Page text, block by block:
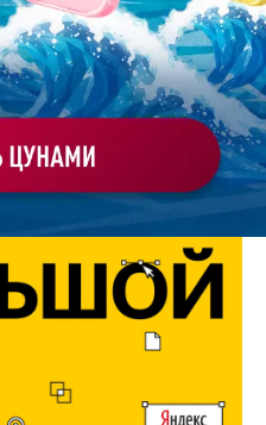
ХОЧУ ЗАКАЗАТЬ ТАКУЮ ПРЕЗЕНТАЦИЮ